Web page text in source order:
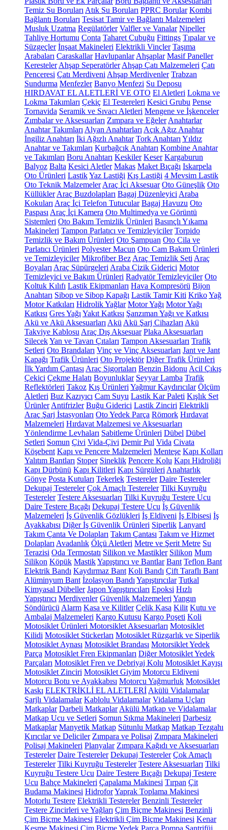
Temiz Su Boruları Atık Su Boruları PPRC Borular Kombi
Bağlantı Boruları Tesisat Tamir ve Bağlantı Malzemeleri
Musluk Uzatma Regülatörler Valfler ve Vanalar Nipeller
Tahliye Hortumu Conta Taharet Çubuğu Fittings Tıpalar ve
Süzgeçler İnşaat Makineleri Elektrikli Vinçler Taşıma
Arabaları Caraskallar Havlupanlar Ahşaplar Masif Paneller
Keresteler Ahşap Seperatörler Ahşap Çatı Malzemeleri Çatı
Penceresi Çatı Merdiveni Ahşap Merdivenler Trabzan
Sundurma Menfezler Banyo Menfezi Su Deposu
HIRDAVAT EL ALETLERİ VE OTO El Aletleri Lokma ve
Lokma Takımları Çekiç El Testereleri Kesici Grubu Pense
Tornavida Seramik ve Sıvacı Aletleri Mengene ve İşkenceler
Zımbalar ve Aksesuarları Zımpara ve Eğeler Anahtarlar
Anahtar Takımları Alyan Anahtarları Açık Ağız Anahtar
İngiliz Anahtarı İki Ağızlı Anahtar Tork Anahtarı Yıldız
Anahtar ve Takımları Kurbağcık Anahtarı Kombine Anahtar
ve Takımları Boru Anahtarı Keskiler Keser Kargaburun
Balyoz Balta Kesici Aletler Makas Maket Bıçağı Iskarpela
Oto Ürünleri LastikYaz Lastiği Kış Lastiği 4 Mevsim Lastik
Oto Teknik Malzemeler Araç İçi Aksesuar Oto Güneşlik Oto
Küllükler Araç Buzdolapları Bagaj Düzenleyici Araba
Kokuları Araç İçi Telefon Tutucular Bagaj Havuzu Oto
Paspası Araç İçi Kamera Oto Multimedya ve Görüntü
Sistemleri Oto Bakım Temizlik Ürünleri Basınçlı Yıkama
Makineleri Tampon Parlatıcı ve Temizleyiciler Torpido
Temizlik ve Bakım Ürünleri Oto Şampuan Oto Cila ve
Parlatıcı Ürünleri Polyester Macun Oto Cam Bakım Ürünleri
ve Temizleyiciler Mikrofiber Bez Araç Temizlik Seti Araç
Boyaları Araç Süpürgeleri Araba Çizik Giderici Motor
Temizleyici ve Bakım Ürünleri Radyatör Temizleyiciler Oto
Koltuk Kılıfı Lastik Ekipmanları Hava Kompresörü Bijon
Anahtarı Sibop ve Sibop Kapağı Lastik Tamir Kiti KrikoYağ
Motor Katkıları Hidrolik Yağlar Motor Yağı Motor Yağı
Katkısı Gres Yağı Yakıt Katkısı Şanzıman Yağı ve Katkısı
Akü ve Akü Aksesuarları Akü Akü Şarj Cihazları Akü
Takviye Kablosu Araç Dış Aksesuar Plaka Aksesuarları
SilecekYan ve Tavan Çıtaları Tampon Aksesuarları Trafik
Setleri Oto Brandaları Vinç ve Vinç Aksesuarları Jant ve Jant
Kapağı Trafik Ürünleri Oto Projektör Diğer Trafik Ürünleri
İlk Yardım Çantası Araç Sigortaları Benzin Bidonu Acil Çıkış
Çekici Çekme Halatı Boyunluklar Seyyar Lamba Trafik
Reflektörleri Takoz Kış Ürünleri Yağmur Kaydırıcılar Ölçüm
Aletleri Buz Kazıyıcı Cam Suyu Lastik Kar Paleti Kışlık Set
Ürünler Antifrizler Buğu Giderici Lastik Zinciri Elektrikli
Araç Şarj İstasyonları Oto Yedek Parça Römork Hırdavat
Malzemeleri Hırdavat Malzemesi ve Aksesuarları
Yönlendirme Levhaları Sabitleme Ürünleri Dübel Dübel
Setleri Somun Çivi Vida-Çivi Demir Pul Vida Civata
Köşebent Kapı ve Pencere Malzemeleri Menteşe Kapı Kolları
Yalıtım Bantları Stoper Sineklik Pencere Kolu Kapı Hidroliği
Kapı Dürbünü Kapı Kilitleri Kapı Sürgüleri Anahtarlık
Gönye Posta Kutuları Tekerlek Testereler Daire Testereler
Dekupaj Testereler Çok Amaçlı Testereler Tilki Kuyruğu
Testereler Testere Aksesuarları Tilki Kuyruğu Testere Ucu
Daire Testere Bıçağı Dekupaj Testere Ucu İş Güvenlik
Malzemeleri İş Güvenlik Gözlükleri İş Eldiveni İş Elbisesi İş
Ayakkabısı Diğer İş Güvenlik Ürünleri Siperlik Lanyard
Takım Çanta Ve Dolapları Takım Çantası Takım ve Hizmet
Dolapları Avadanlık Ölçü Aletleri Metre ve Şerit Metre Su
Terazisi Oda Termostatı Silikon ve Mastikler Silikon Mum
Silikon Köpük MastikYapıştırıcı ve Bantlar Bant Teflon Bant
Elektrik Bandı Kaydırmaz Bant Koli Bandı Çift Taraflı Bant
Alüminyum Bant İzolasyon Bandı Yapıştırıcılar Tutkal
Kimyasal Dübeller Japon Yapıştırıcıları Epoksi Hızlı
Yapıştırıcı Merdivenler Güvenlik Malzemeleri Yangın
Söndürücü Alarm Kasa ve Kilitler Çelik Kasa Kilit Kutu ve
Ambalaj Malzemeleri Kargo Kutusu Kargo Poşeti Koli
Motosiklet Ürünleri Motorsiklet Aksesuarları Motosiklet
Kilidi Motosiklet Stickerları Motosiklet Rüzgarlık ve Siperlik
Motosiklet Aynası Motosiklet Brandası Motorsiklet Yedek
Parça Motosiklet Fren Ekipmanları Diğer Motosiklet Yedek
Parçaları Motosiklet Fren ve Debriyaj Kolu Motosiklet Kayışı
Motosiklet Zinciri Motosiklet Giyim Motorcu Eldiveni
Motorcu Botu ve Ayakkabısı Motorcu Yağmurluk Motosiklet
Kaskı ELEKTRİKLİ EL ALETLERİ Akülü Vidalamalar
Şarjlı Vidalamalar Kablolu Vidalamalar Vidalama Uçları
Matkaplar Darbeli Matkaplar Akülü Matkap ve Vidalamalar
Matkap Ucu ve Setleri Somun Sıkma Makineleri Darbesiz
Matkaplar Manyetik Matkap Sütunlu Matkap Matkap Tezgahı
Kırıcılar ve Deliciler Zımpara ve Polisaj Zımpara Makineleri
Polisaj Makineleri Planyalar Zımpara Kağıdı ve Aksesuarları
Testereler Daire Testereler Dekupaj Testereler Çok Amaçlı
Testereler Tilki Kuyruğu Testereler Testere Aksesuarları Tilki
Kuyruğu Testere Ucu Daire Testere Bıçağı Dekupaj Testere
Ucu Bahçe Makineleri Çapalama Makinesi Tırpan Çit
Budama Makinesi HidroforYaprak Toplama Makinesi
Motorlu Testere Elektrikli Testereler Benzinli Testereler
Testere Zincirleri ve Yağları Çim Biçme Makinesi Benzinli
Çim Biçme Makinesi Elektrikli Çim Biçme Makinesi Kenar
Kesme Makinesi Çim Biçme Yedek Parça Pompa Santrifüj